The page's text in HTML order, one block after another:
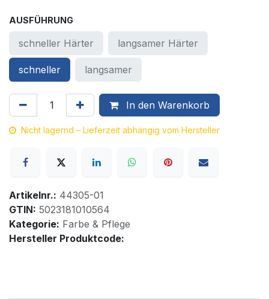
AUSFÜHRUNG
schneller Härter langsamer Härter
schneller langsamer
In den Warenkorb
Nicht lagernd – Lieferzeit abhängig vom Hersteller
Artikelnr.: 44305-01
GTIN: 5023181010564
Kategorie: Farbe & Pflege
Hersteller Produktcode: